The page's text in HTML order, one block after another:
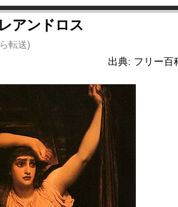
アンドロス
転送)
出典: フリー百